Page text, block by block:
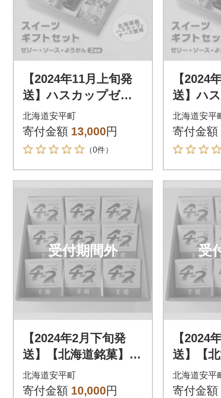
【2024年11月上旬発
送】ハスカップゼリ
ー&ソース・チーズよ
うかん詰め合わせセ
ット
北海道安平町
寄付金額 13,000円
（0件）
【2024
送】ハ
ー&ソー
うかん
ット
北海道安平
寄付金額
受付期間外
【2024年2月下旬発
送】【北海道銘菓】チ
ーズようかんギフ
ト 9個入(化粧箱)
北海道安平町
寄付金額 10,000円
受
【2024
送】【
ーズよ
ト 9個
北海道安平
寄付金額